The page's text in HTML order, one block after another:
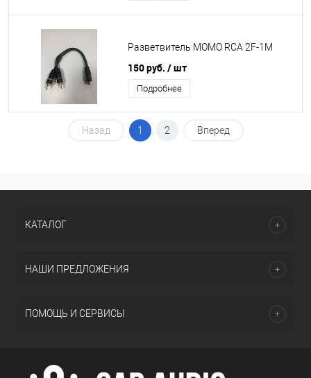
Разветвитель MOMO RCA 2F-1M
150 руб. / шт
Подробнее
Назад 1 2 Вперед
КАТАЛОГ
НАШИ ПРЕДЛОЖЕНИЯ
ПОМОЩЬ И СЕРВИСЫ